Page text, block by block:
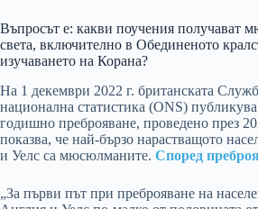
Въпросът е: какви поучения получават
света, включително в Обединеното
изучаването на Корана?
На 1 декември 2022 г. британската
национална статистика (ONS)
годишно преброяване, проведено през
показва, че най-бързо нарастващото
и Уелс са мюсюлманите. Според
„За първи път при преброяване на